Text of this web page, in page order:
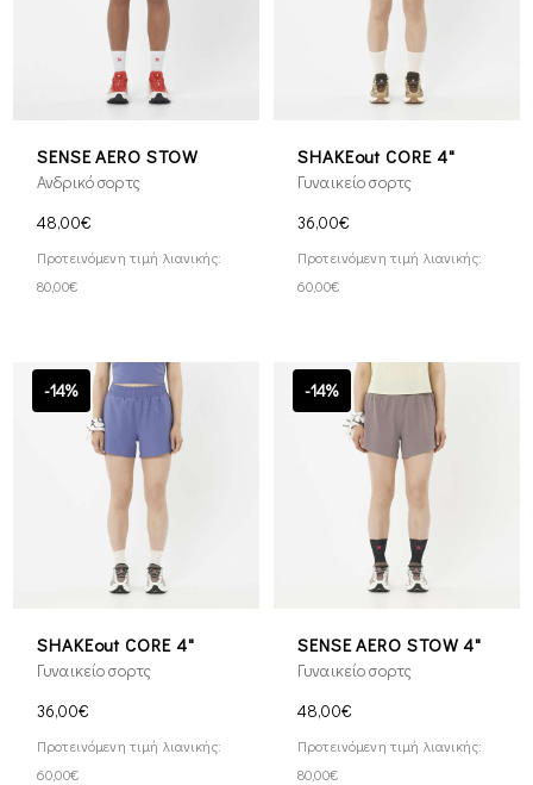
SENSE AERO STOW
Ανδρικό σορτς
48,00€
Προτεινόμενη τιμή λιανικής:
80,00€
SHAKEout CORE 4"
Γυναικείο σορτς
36,00€
Προτεινόμενη τιμή λιανικής:
60,00€
-14%
SHAKEout CORE 4"
Γυναικείο σορτς
36,00€
Προτεινόμενη τιμή λιανικής:
60,00€
-14%
SENSE AERO STOW 4"
Γυναικείο σορτς
48,00€
Προτεινόμενη τιμή λιανικής:
80,00€